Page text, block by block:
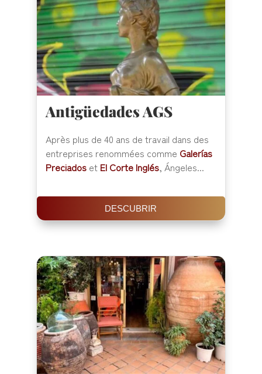
Antigüedades AGS
Après plus de 40 ans de travail dans des
entreprises renommées comme Galerías
Preciados et El Corte Inglés, Ángeles...
DESCUBRIR